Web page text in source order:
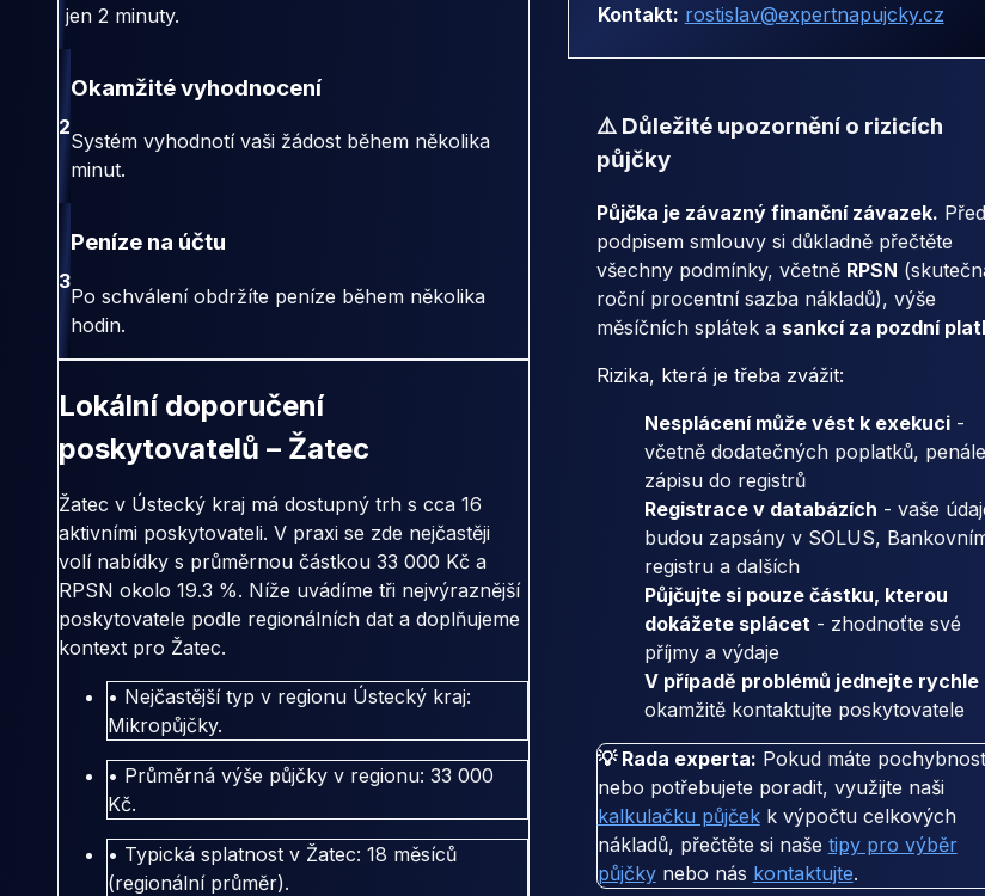
jen 2 minuty.
2
Okamžité vyhodnocení
Systém vyhodnotí vaši žádost během několika
minut.
3
Peníze na účtu
Po schválení obdržíte peníze během několika
hodin.
Lokální doporučení
poskytovatelů – Žatec
Žatec v Ústecký kraj má dostupný trh s cca 16
aktivními poskytovateli. V praxi se zde nejčastěji
volí nabídky s průměrnou částkou 33 000 Kč a
RPSN okolo 19.3 %. Níže uvádíme tři nejvýraznější
poskytovatele podle regionálních dat a doplňujeme
kontext pro Žatec.
• Nejčastější typ v regionu Ústecký kraj:
Mikropůjčky.
• Průměrná výše půjčky v regionu: 33 000
Kč.
• Typická splatnost v Žatec: 18 měsíců
(regionální průměr).
Kontakt: rostislav@expertnapujcky.cz
⚠️ Důležité upozornění o rizicích
půjčky
Půjčka je závazný finanční závazek. Před
podpisem smlouvy si důkladně přečtěte
všechny podmínky, včetně RPSN
roční procentní sazba nákladů), výše
měsíčních splátek a sankcí za pozdní
Rizika, která je třeba zvážit:
Nesplácení může vést k exekuci-
včetně dodatečných poplatků,
zápisu do registrů
Registrace v databázích - vaše
budou zapsány v SOLUS,
registru a dalších
Půjčujte si pouze částku, kterou
dokážete splácet- zhodnoťte své
příjmy a výdaje
V případě problémů jednejte rychle
okamžitě kontaktujte poskytovatele
💡 Rada experta: Pokud máte
nebo potřebujete poradit, využijte naši
kalkulačku půjčekk výpočtu celkových
nákladů, přečtěte si naše tipy pro výběr
půjčkynebo nás kontaktujte.